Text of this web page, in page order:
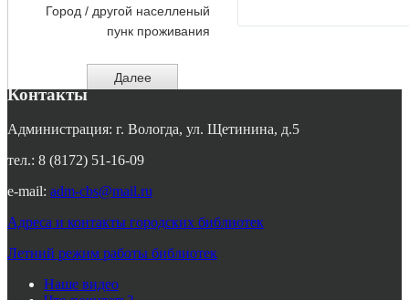
Контакты
Администрация: г. Вологда, ул. Щетинина, д.5
тел.: 8 (8172) 51-16-09
e-mail: adm-cbs@mail.ru
Адреса и контакты городских библиотек
Летний режим работы библиотек
Наше видео